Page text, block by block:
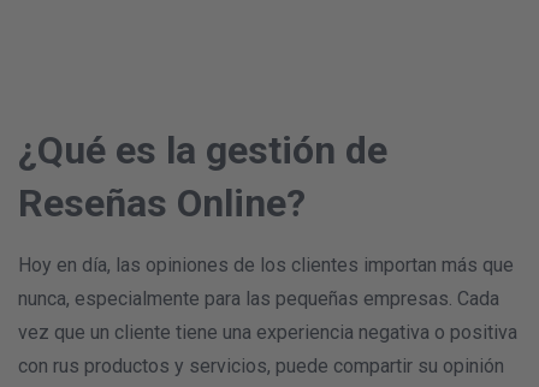
¿Qué es la gestión de
Reseñas Online?
Hoy en día, las opiniones de los clientes importan más que
nunca, especialmente para las pequeñas empresas. Cada
vez que un cliente tiene una experiencia negativa o positiva
con rus productos y servicios, puede compartir su opinión